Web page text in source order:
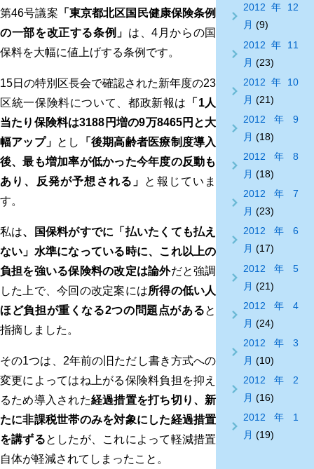
第46号議案 「東京都北区国民健康保険条例
の一部を改正する条例」 は、4月からの国
保料を大幅に値上げする条例です。
15日の特別区長会で確認された新年度の23
区統一保険料について、都政新報は
「1人
当たり保険料は3188円増の9万8465円と大
幅アップ」 とし
「後期高齢者医療制度導入
後、最も増加率が低かった今年度の反動も
あり、反発が予想される」 と報じていま
す。
私は、国保料がすでに「払いたくても払え
ない」水準になっている時に、これ以上の
負担を強いる保険料の改定は論外だと強調
した上で、今回の改定案には所得の低い人
ほど負担が重くなる2つの問題点があると
指摘しました。
その1つは、2年前の旧ただし書き方式への
変更によってはね上がる保険料負担を抑え
るため導入された経過措置を打ち切り、新
たに非課税世帯のみを対象にした経過措置
を講ずるとしたが、これによって軽減措置
自体が軽減されてしまったこと。
2012年12
月 (9)
2012年11
月 (23)
2012年10
月 (21)
2012年9
月 (18)
2012年8
月 (18)
2012年7
月 (23)
2012年6
月 (17)
2012年5
月 (21)
2012年4
月 (24)
2012年3
月 (10)
2012年2
月 (16)
2012年1
月 (19)